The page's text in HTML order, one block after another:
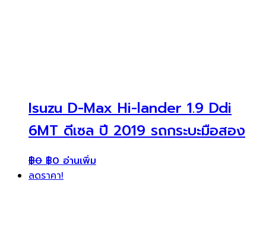
Isuzu D-Max Hi-lander 1.9 Ddi
6MT ดีเซล ปี 2019 รถกระบะมือสอง
฿0 ฿0 อ่านเพิ่ม
ลดราคา!